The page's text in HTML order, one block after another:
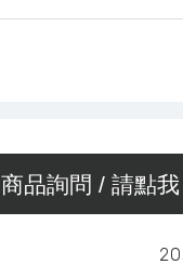
商品詢問 / 請點我